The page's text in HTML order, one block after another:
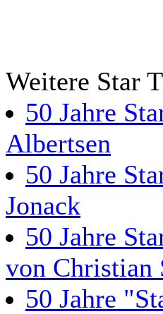
Weitere Star
50 Jahre
Albertsen
50 Jahre
Jonack
50 Jahre
von Christian
50 Jahre